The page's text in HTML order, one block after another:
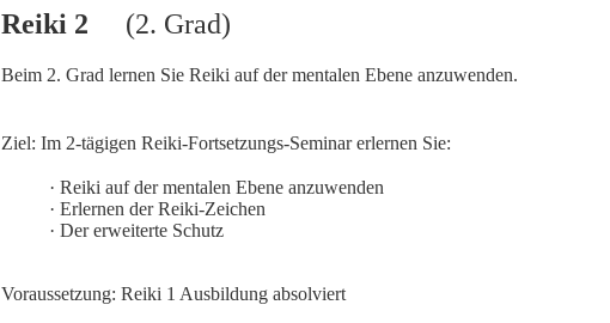
Reiki 2 (2. Grad)
Beim 2. Grad lernen Sie Reiki auf der mentalen Ebene anzuwenden.
Ziel: Im 2-tägigen Reiki-Fortsetzungs-Seminar erlernen Sie:
· Reiki auf der mentalen Ebene anzuwenden
· Erlernen der Reiki-Zeichen
· Der erweiterte Schutz
Voraussetzung: Reiki 1 Ausbildung absolviert